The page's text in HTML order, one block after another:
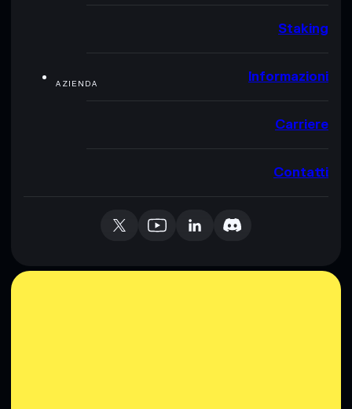
Staking
AZIENDA Informazioni
Carriere
Contatti